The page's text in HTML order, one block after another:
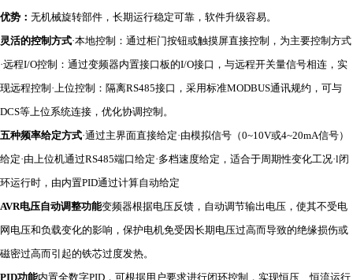
优势： 无机械旋转部件，长期运行稳定可靠，软件升级容易。
灵活的控制方式·本地控制：通过柜门按钮或触摸屏直接控制，为主要控制方式
·远程I/O控制：通过变频器内置接口板的I/O接口，与远程开关量信号相连，实
现远程控制·上位控制：隔离RS485接口，采用标准MODBUS通讯规约，可与
DCS等上位系统连接，优化协调控制。
五种频率给定方式·通过主界面直接给定·由模拟信号（0~10V或4~20mA信号）
给定·由上位机通过RS485端口给定·多档速度给定，适合于周期性变化工况·l闭
环运行时，由内置PID通过计算自动给定
AVR电压自动调整功能变频器根据电压反馈，自动调节输出电压，使其不受电
网电压和负载变化的影响，保护电机免受因长期电压过高而导致的绝缘损伤或
磁密过高而引起的铁芯过度发热。
PID功能内置全数字PID，可根据用户要求进行闭环控制，实现恒压、恒流运行